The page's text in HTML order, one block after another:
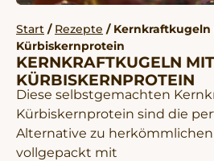
Start / Rezepte /
Kürbiskernprotein
KERNKRAFTKUGELN MIT
KÜRBISKERNPROTEIN
Diese selbstgemachten
Kürbiskernprotein sind die
Alternative zu
vollgepackt mit